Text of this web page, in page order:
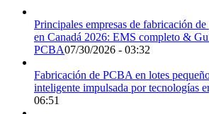
Principales empresas de fabricación
en Canadá 2026: EMS completo &
PCBA07/30/2026 - 03:32
Fabricación de PCBA en lotes
inteligente impulsada por tecnologías
06:51